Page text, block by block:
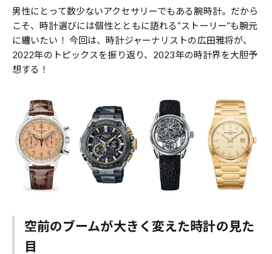
男性にとって数少ないアクセサリーでもある腕時計。だから
こそ、時計選びには個性とともに語れる“ストーリー”も腕元
に纏いたい！ 今回は、時計ジャーナリストの広田雅将が、
2022年のトピックスを振り返り、2023年の時計界を大胆予
想する！
空前のブームが大きく変えた時計の見た
目